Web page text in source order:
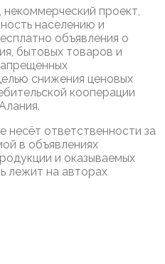
проект,
населению и
объявления о
бытовых товаров и
снижения ценовых
кооперации
ответственности за
в объявлениях
и оказываемых
лежит на авторах